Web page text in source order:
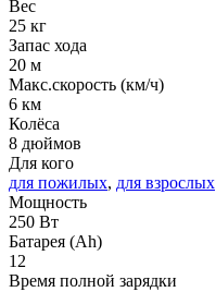
Вес
25 кг
Запас хода
20 м
Макс.скорость (км/ч)
6 км
Колёса
8 дюймов
Для кого
для пожилых, для взрослых
Мощность
250 Вт
Батарея (Ah)
12
Время полной зарядки